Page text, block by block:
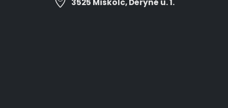
3525 Miskolc, Déryné u. 1.